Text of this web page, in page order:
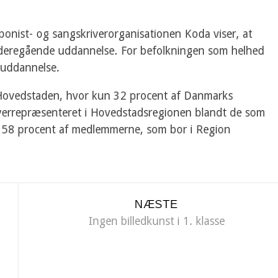
og sangskriverorganisationen Koda viser, at
uddannelse. For befolkningen som helhed
hvor kun 32 procent af Danmarks
i Hovedstadsregionen blandt de som
procent af medlemmerne, som bor i Region
NÆSTE
Ingen billedkunst i 1. klasse